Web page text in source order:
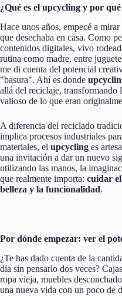
¿Qué es el upcycling y por
Hace unos años, empecé a
que desechaba en casa. Como
contenidos digitales, vivo
rutina como madre, entre
me di cuenta del potencial
"basura". Ahí es donde
allá del reciclaje, transformando
valioso de lo que eran
A diferencia del reciclado
implica procesos industriales
materiales, el upcycling es
una invitación a dar un nuevo
utilizando las manos, la
que realmente importa: cuidar
belleza y la funcionalidad.
Por dónde empezar: ver el
¿Te has dado cuenta de la
día sin pensarlo dos veces?
ropa vieja, muebles
una nueva vida con un poco de